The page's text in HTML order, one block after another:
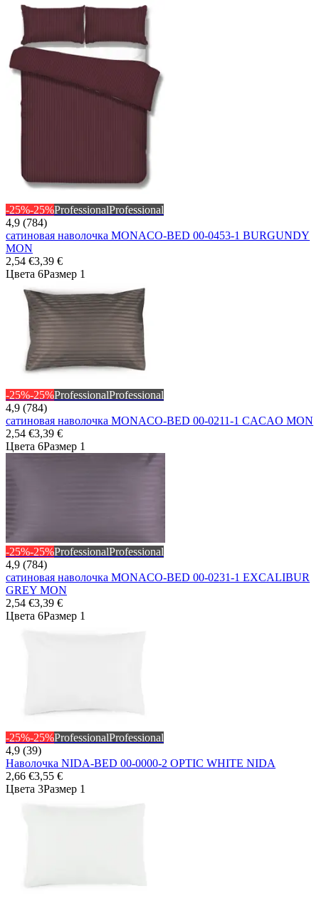
-25%-25%ProfessionalProfessional
4,9 (784)
сатиновая наволочка MONACO-BED 00-0453-1 BURGUNDY
MON
2,54 €3,39 €
Цвета 6Размер 1
-25%-25%ProfessionalProfessional
4,9 (784)
сатиновая наволочка MONACO-BED 00-0211-1 CACAO MON
2,54 €3,39 €
Цвета 6Размер 1
-25%-25%ProfessionalProfessional
4,9 (784)
сатиновая наволочка MONACO-BED 00-0231-1 EXCALIBUR
GREY MON
2,54 €3,39 €
Цвета 6Размер 1
-25%-25%ProfessionalProfessional
4,9 (39)
Наволочка NIDA-BED 00-0000-2 OPTIC WHITE NIDA
2,66 €3,55 €
Цвета 3Размер 1